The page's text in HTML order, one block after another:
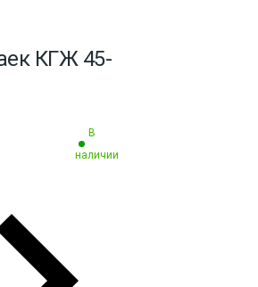
КГЖ 45-
В
наличии